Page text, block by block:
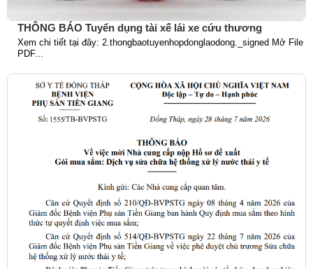
THÔNG BÁO Tuyển dụng tài xế lái xe cứu thương
Xem chi tiết tại đây: 2.thongbaotuyenhopdonglaodong._signed Mở File
PDF...